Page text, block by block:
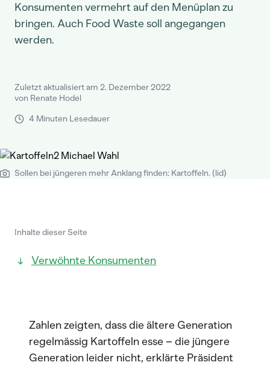
Konsumenten vermehrt auf den Menüplan zu
bringen. Auch Food Waste soll angegangen
werden.
Zuletzt aktualisiert am 2. Dezember 2022
von Renate Hodel
4 Minuten Lesedauer
Sollen bei jüngeren mehr Anklang finden: Kartoffeln. (lid)
Inhalte dieser Seite
Verwöhnte Konsumenten
Zahlen zeigten, dass die ältere Generation
regelmässig Kartoffeln esse – die jüngere
Generation leider nicht, erklärte Präsident